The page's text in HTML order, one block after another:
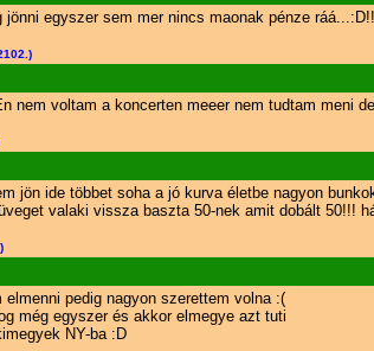
jönni egyszer sem mer nincs maonak pénze
nem voltam a koncerten meeer nem tudtam meni
jön ide többet soha a jó kurva életbe nagyon
valaki vissza baszta 50-nek amit dobált 50!!!
elmenni pedig nagyon szerettem volna :(
még egyszer és akkor elmegye azt tuti
NY-ba :D